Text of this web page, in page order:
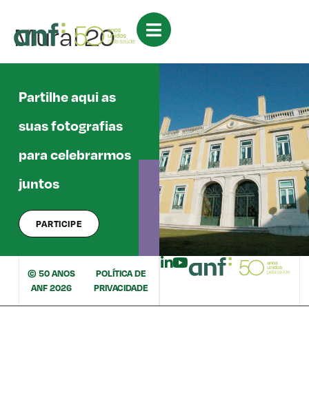
Mural 20
Partilhe aqui as
suas fotografias
para celebrarmos
juntos
PARTICIPE
© 50 ANOS
ANF 2026
POLÍTICA DE
PRIVACIDADE